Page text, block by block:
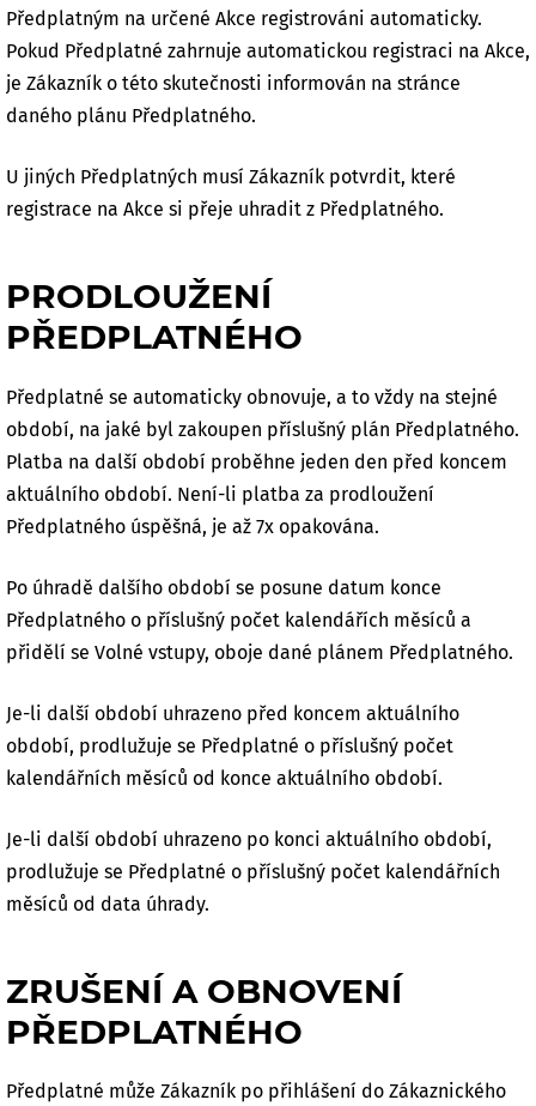
Předplatným na určené Akce registrováni automaticky.
Pokud Předplatné zahrnuje automatickou registraci na Akce,
je Zákazník o této skutečnosti informován na stránce
daného plánu Předplatného.
U jiných Předplatných musí Zákazník potvrdit, které
registrace na Akce si přeje uhradit z Předplatného.
PRODLOUŽENÍ
PŘEDPLATNÉHO
Předplatné se automaticky obnovuje, a to vždy na stejné
období, na jaké byl zakoupen příslušný plán Předplatného.
Platba na další období proběhne jeden den před koncem
aktuálního období. Není-li platba za prodloužení
Předplatného úspěšná, je až 7x opakována.
Po úhradě dalšího období se posune datum konce
Předplatného o příslušný počet kalendářích měsíců a
přidělí se Volné vstupy, oboje dané plánem Předplatného.
Je-li další období uhrazeno před koncem aktuálního
období, prodlužuje se Předplatné o příslušný počet
kalendářních měsíců od konce aktuálního období.
Je-li další období uhrazeno po konci aktuálního období,
prodlužuje se Předplatné o příslušný počet kalendářních
měsíců od data úhrady.
ZRUŠENÍ A OBNOVENÍ
PŘEDPLATNÉHO
Předplatné může Zákazník po přihlášení do Zákaznického